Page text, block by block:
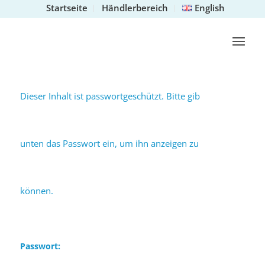
Startseite Händlerbereich English
Dieser Inhalt ist passwortgeschützt. Bitte gib
unten das Passwort ein, um ihn anzeigen zu
können.
Passwort: